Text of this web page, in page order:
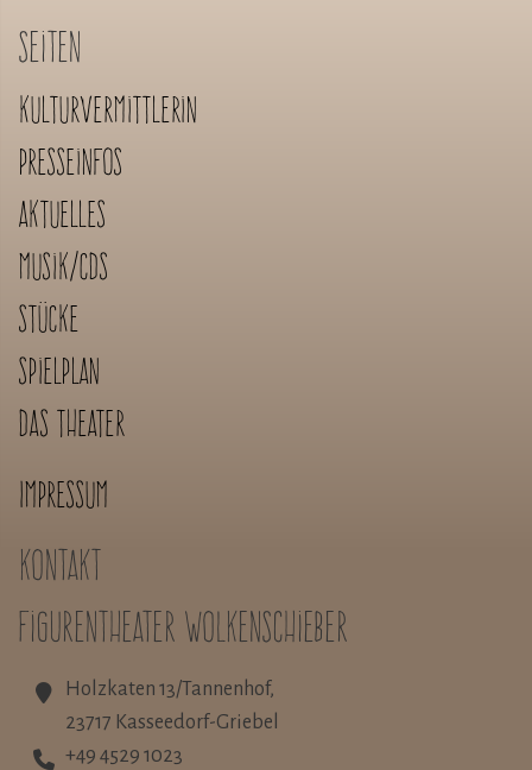
Seiten
Kulturvermittlerin
Presseinfos
Aktuelles
Musik/CDs
Stücke
Spielplan
Das Theater
Impressum
Kontakt
Figurentheater Wolkenschieber
Holzkaten 13/Tannenhof,
23717 Kasseedorf-Griebel
+49 4529 1023